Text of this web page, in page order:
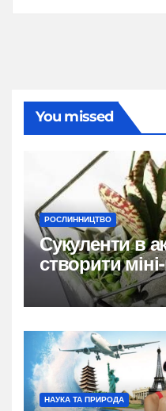
You missed
РОСЛИННИЦТВО
Сукуленти в
створити
НАУКА ТА ПРИРОДА